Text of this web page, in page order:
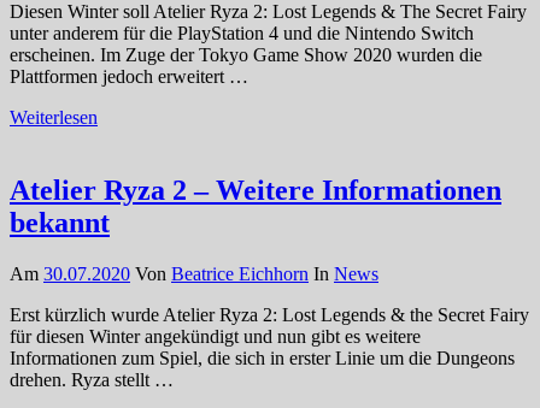
Diesen Winter soll Atelier Ryza 2: Lost Legends & The Secret Fairy
unter anderem für die PlayStation 4 und die Nintendo Switch
erscheinen. Im Zuge der Tokyo Game Show 2020 wurden die
Plattformen jedoch erweitert …
Weiterlesen
Atelier Ryza 2 – Weitere Informationen
bekannt
Am 30.07.2020 Von Beatrice Eichhorn In News
Erst kürzlich wurde Atelier Ryza 2: Lost Legends & the Secret Fairy
für diesen Winter angekündigt und nun gibt es weitere
Informationen zum Spiel, die sich in erster Linie um die Dungeons
drehen. Ryza stellt …